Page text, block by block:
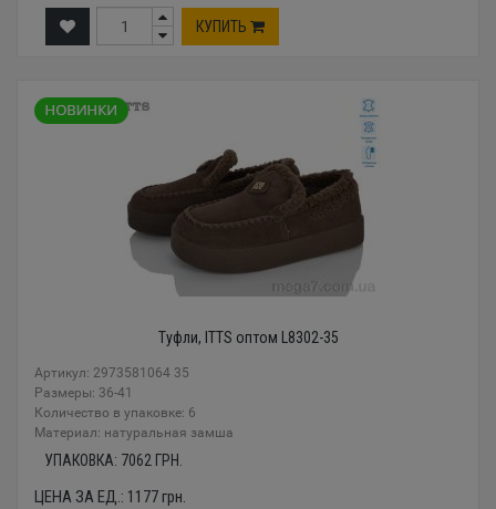
КУПИТЬ
Туфли, ITTS оптом L8302-35
Артикул: 2973581064 35
Размеры: 36-41
Количество в упаковке: 6
Материал: натуральная замша
УПАКОВКА: 7062 ГРН.
ЦЕНА ЗА ЕД.: 1177грн.